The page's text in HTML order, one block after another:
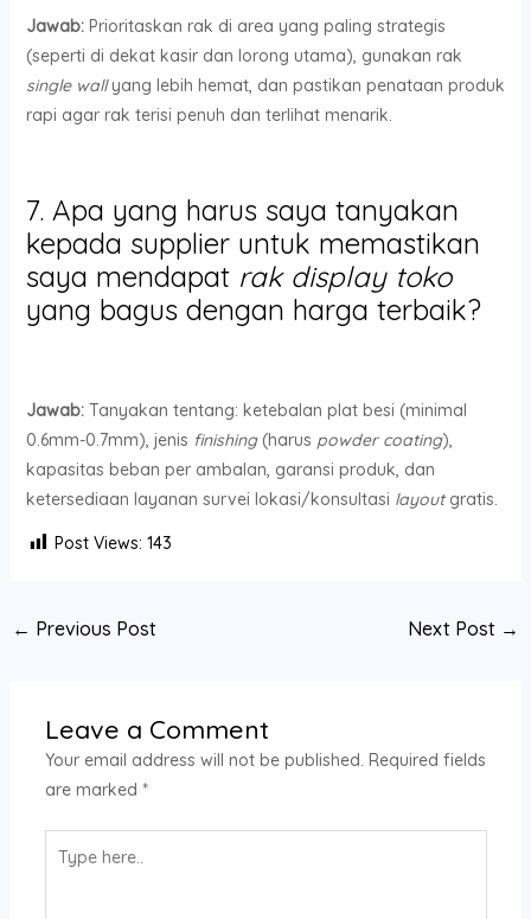
Jawab:Prioritaskan rak di area yang paling strategis
(seperti di dekat kasir dan lorong utama), gunakan rak
single wallyang lebih hemat, dan pastikan penataan produk
rapi agar rak terisi penuh dan terlihat menarik.
7. Apa yang harus saya tanyakan
kepada supplier untuk memastikan
saya mendapat rak display toko
yang bagus dengan harga terbaik?
Jawab:Tanyakan tentang: ketebalan plat besi (minimal
0.6mm-0.7mm), jenis finishing(harus powder coating),
kapasitas beban per ambalan, garansi produk, dan
ketersediaan layanan survei lokasi/konsultasi layoutgratis.
Post Views: 143
← Previous Post Next Post →
Leave a Comment
Your email address will not be published. Required fields
are marked *
here..